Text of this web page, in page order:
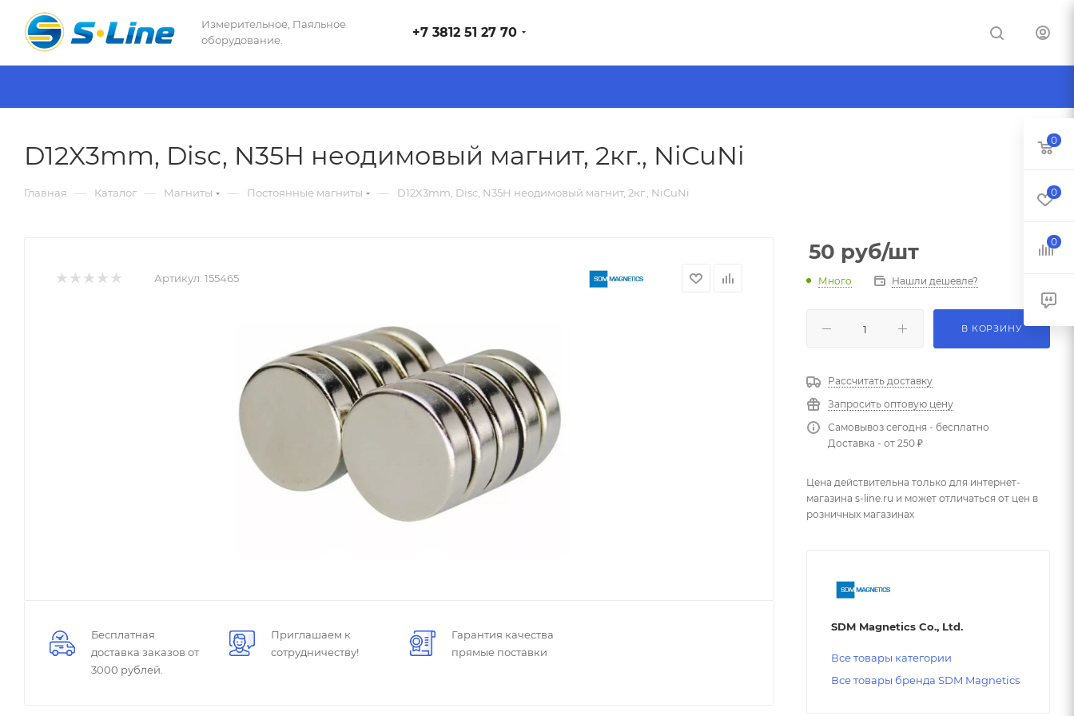
Измерительное, Паяльное
оборудование.
+7 3812 51 27 70
D12X3mm, Disc, N35H неодимовый магнит, 2кг., NiCuNi
Главная — Каталог — Магниты — Постоянные магниты — D12X3mm, Disc, N35H неодимовый магнит, 2кг., NiCuNi
Артикул: 155465
Бесплатная
доставка заказов от
3000 рублей.
Приглашаем к
сотрудничеству!
Гарантия качества
прямые поставки
50 руб/шт
Много Нашли дешевле?
В КОРЗИНУ
Рассчитать доставку
Запросить оптовую цену
Самовывоз сегодня - бесплатно
Доставка - от 250 ₽
Цена действительна только для интернет-
магазина s-line.ru и может отличаться от цен в
розничных магазинах
SDM Magnetics Co., Ltd.
Все товары категории
Все товары бренда SDM Magnetics
0
0
0